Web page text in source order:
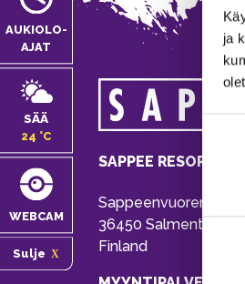
ja
AUKIOLO­
AJAT
SÄÄ
24 °C
WEBCAM
Sulje
SAPPEE RESORT
Sappeenvuorentie
36450 Salmentaka,
Finland